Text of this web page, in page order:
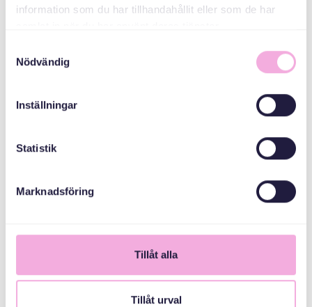
information som du har tillhandahållit eller som de har
Nödvändig
Inställningar
Statistik
Marknadsföring
Tillåt alla
Tillåt urval